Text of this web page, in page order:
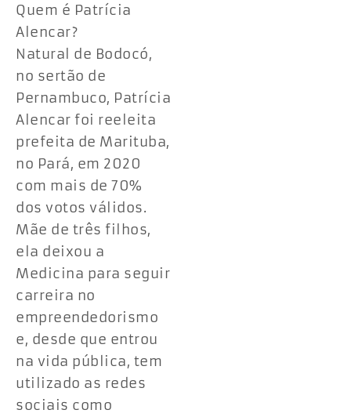
Quem é Patrícia
Alencar?
Natural de Bodocó,
no sertão de
Pernambuco, Patrícia
Alencar foi reeleita
prefeita de Marituba,
no Pará, em 2020
com mais de 70%
dos votos válidos.
Mãe de três filhos,
ela deixou a
Medicina para seguir
carreira no
empreendedorismo
e, desde que entrou
na vida pública, tem
utilizado as redes
sociais como